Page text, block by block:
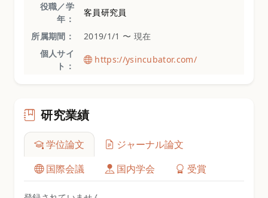
役職／学
年：
客員研究員
所属期間：
2019/1/1 〜 現在
個人サイ
ト：
https://ysincubator.com/
研究業績
学位論文
ジャーナル論文
国際会議
国内学会 受賞